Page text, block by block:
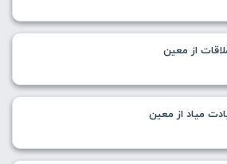
از معین
میاد از معین